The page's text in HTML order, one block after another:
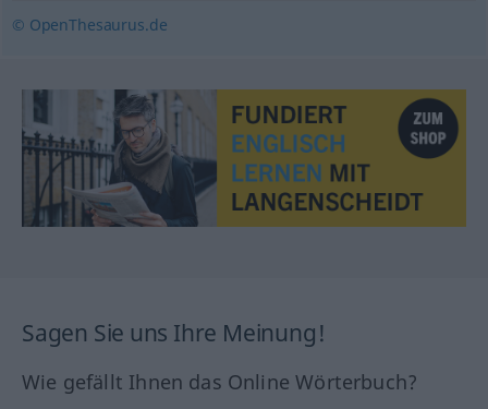
© OpenThesaurus.de
Sagen Sie uns Ihre Meinung!
Wie gefällt Ihnen das Online Wörterbuch?